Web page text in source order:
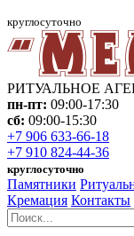
круглосуточно
РИТУАЛЬНОЕ
пн-пт: 09:00-17:30
сб: 09:00-15:30
+7 906 633-66-18
+7 910 824-44-36
круглосуточно
Памятники
Кремация Контакты